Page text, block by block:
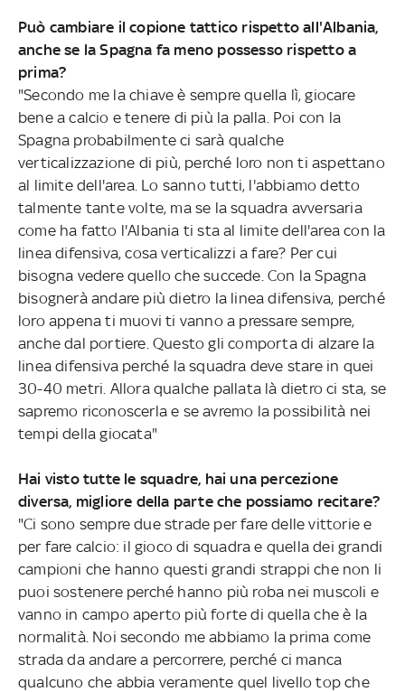
Può cambiare il copione tattico rispetto all'Albania,
anche se la Spagna fa meno possesso rispetto a
prima?
"Secondo me la chiave è sempre quella lì, giocare
bene a calcio e tenere di più la palla. Poi con la
Spagna probabilmente ci sarà qualche
verticalizzazione di più, perché loro non ti aspettano
al limite dell'area. Lo sanno tutti, l'abbiamo detto
talmente tante volte, ma se la squadra avversaria
come ha fatto l'Albania ti sta al limite dell'area con la
linea difensiva, cosa verticalizzi a fare? Per cui
bisogna vedere quello che succede. Con la Spagna
bisognerà andare più dietro la linea difensiva, perché
loro appena ti muovi ti vanno a pressare sempre,
anche dal portiere. Questo gli comporta di alzare la
linea difensiva perché la squadra deve stare in quei
30-40 metri. Allora qualche pallata là dietro ci sta, se
sapremo riconoscerla e se avremo la possibilità nei
tempi della giocata"
Hai visto tutte le squadre, hai una percezione
diversa, migliore della parte che possiamo recitare?
"Ci sono sempre due strade per fare delle vittorie e
per fare calcio: il gioco di squadra e quella dei grandi
campioni che hanno questi grandi strappi che non li
puoi sostenere perché hanno più roba nei muscoli e
vanno in campo aperto più forte di quella che è la
normalità. Noi secondo me abbiamo la prima come
strada da andare a percorrere, perché ci manca
qualcuno che abbia veramente quel livello top che